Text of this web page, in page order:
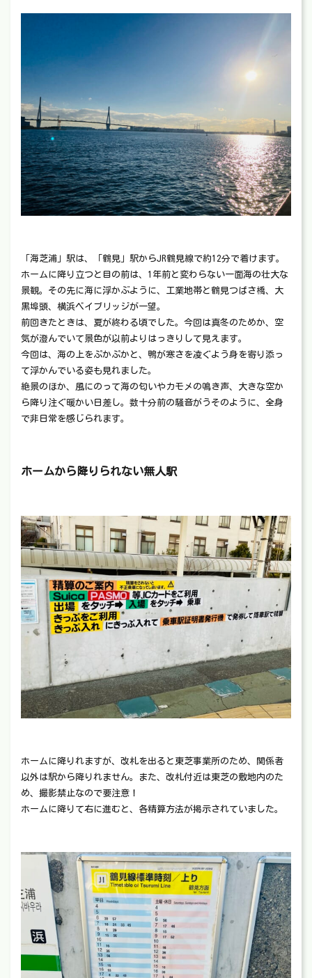
「海芝浦」駅は、「鶴見」駅からJR鶴見線で約12分で着けます。
ホームに降り立つと目の前は、1年前と変わらない一面海の壮大な
景観。その先に海に浮かぶように、工業地帯と鶴見つばさ橋、大
黒埠頭、横浜ベイブリッジが一望。
前回きたときは、夏が終わる頃でした。今回は真冬のためか、空
気が澄んでいて景色が以前よりはっきりして見えます。
今回は、海の上をぷかぷかと、鴨が寒さを凌ぐよう身を寄り添っ
て浮かんでいる姿も見れました。
絶景のほか、風にのって海の匂いやカモメの鳴き声、大きな空か
ら降り注ぐ暖かい日差し。数十分前の騒音がうそのように、全身
で非日常を感じられます。
ホームから降りられない無人駅
ホームに降りれますが、改札を出ると東芝事業所のため、関係者
以外は駅から降りれません。また、改札付近は東芝の敷地内のた
め、撮影禁止なので要注意！
ホームに降りて右に進むと、各精算方法が掲示されていました。